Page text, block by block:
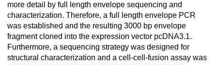
more detail by full length envelope sequencing and
characterization. Therefore, a full length envelope PCR
was established and the resulting 3000 bp envelope
fragment cloned into the expression vector pcDNA3.1.
Furthermore, a sequencing strategy was designed for
structural characterization and a cell-cell-fusion assay was